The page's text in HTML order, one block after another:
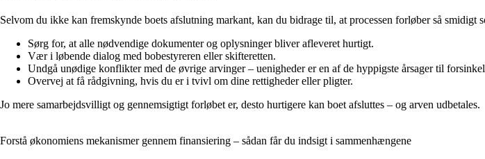
Selvom du ikke kan fremskynde boets afslutning markant, kan du bidrage til, at processen forløber så smidigt
Sørg for, at alle nødvendige dokumenter og oplysninger bliver afleveret hurtigt.
Vær i løbende dialog med bobestyreren eller skifteretten.
Undgå unødige konflikter med de øvrige arvinger – uenigheder er en af de hyppigste årsager til
Overvej at få rådgivning, hvis du er i tvivl om dine rettigheder eller pligter.
Jo mere samarbejdsvilligt og gennemsigtigt forløbet er, desto hurtigere kan boet afsluttes – og arven udbetales.
Forstå økonomiens mekanismer gennem finansiering – sådan får du indsigt i sammenhængene